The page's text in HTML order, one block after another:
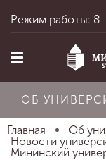
Режим работы: 8-
ОБ
Главная
Об
Новости
Мининский